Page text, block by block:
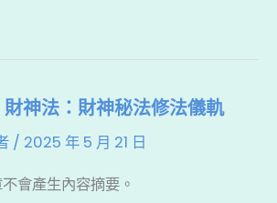
a
t
神法：財神秘法修法儀軌
/ 2025 年 5 月 21 日
會產生內容摘要。